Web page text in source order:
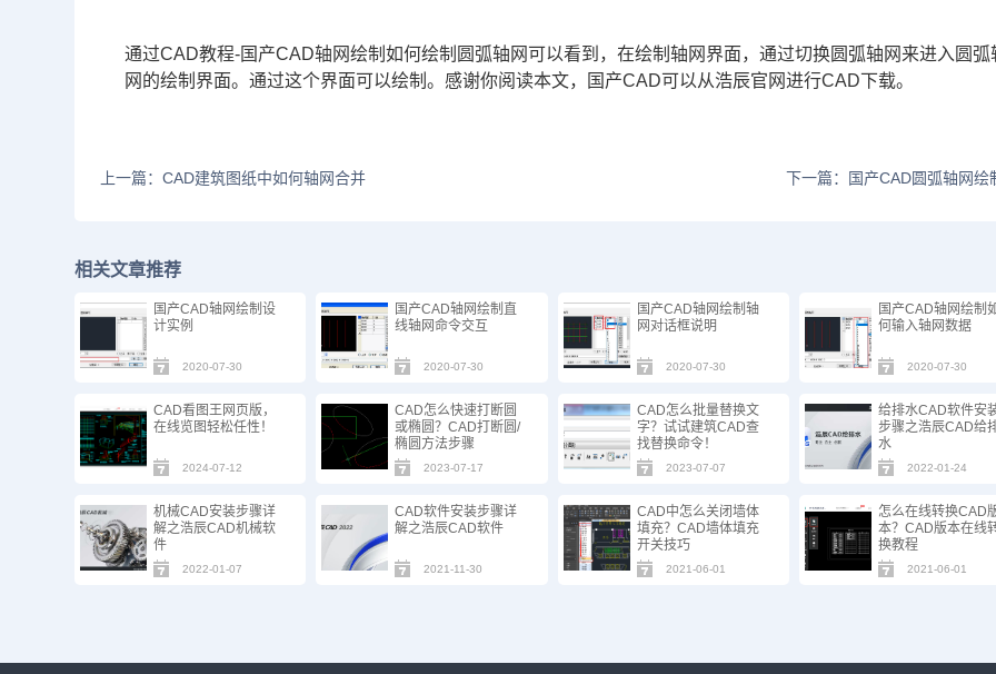
通过CAD教程-国产CAD轴网绘制如何绘制圆弧轴网可以看到，在绘制轴网界面，通过切换圆弧轴网来进入圆弧
网的绘制界面。通过这个界面可以绘制。感谢你阅读本文，国产CAD可以从浩辰官网进行CAD下载。
上一篇：CAD建筑图纸中如何轴网合并 下一篇：国产CAD圆弧轴网绘
相关文章推荐
国产CAD轴网绘制设
计实例
2020-07-30
国产CAD轴网绘制直
线轴网命令交互
2020-07-30
国产CAD轴网绘制轴
网对话框说明
2020-07-30
国产CAD轴网绘制
何输入轴网数据
2020-07-30
CAD看图王网页版，
在线览图轻松任性！
2024-07-12
CAD怎么快速打断圆
或椭圆？CAD打断圆/
椭圆方法步骤
2023-07-17
CAD怎么批量替换文
字？试试建筑CAD查
找替换命令！
2023-07-07
给排水CAD软件安
步骤之浩辰CAD给
水
2022-01-24
机械CAD安装步骤详
解之浩辰CAD机械软
件
2022-01-07
CAD软件安装步骤详
解之浩辰CAD软件
2021-11-30
CAD中怎么关闭墙体
填充？CAD墙体填充
开关技巧
2021-06-01
怎么在线转换CAD
本？CAD版本在线
换教程
2021-06-01